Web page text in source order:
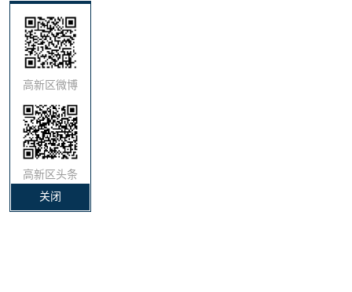
高新区微博
高新区头条
关闭